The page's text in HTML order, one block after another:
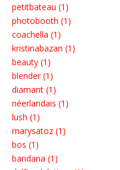
petitbateau (1)
photobooth (1)
coachella (1)
kristinabazan (1)
beauty (1)
blender (1)
diamant (1)
néerlandais (1)
lush (1)
marysatoz (1)
bos (1)
bandana (1)